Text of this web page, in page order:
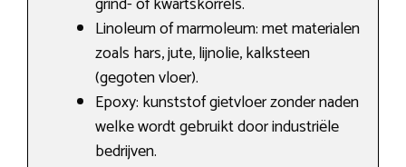
Linoleum of marmoleum: met materialen
zoals hars, jute, lijnolie, kalksteen
(gegoten vloer).
Epoxy: kunststof gietvloer zonder naden
welke wordt gebruikt door industriële
bedrijven.